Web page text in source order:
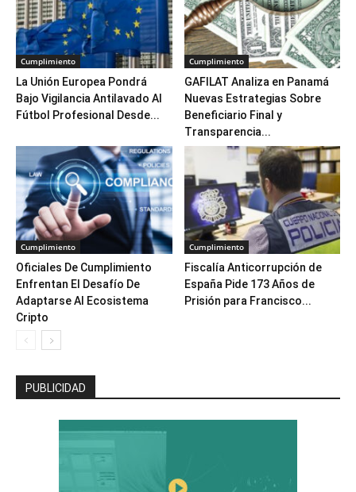
Cumplimiento
La Unión Europea Pondrá
Bajo Vigilancia Antilavado Al
Fútbol Profesional Desde...
Cumplimiento
GAFILAT Analiza en Panamá
Nuevas Estrategias Sobre
Beneficiario Final y
Transparencia...
Cumplimiento
Oficiales De Cumplimiento
Enfrentan El Desafío De
Adaptarse Al Ecosistema
Cripto
Cumplimiento
Fiscalía Anticorrupción de
España Pide 173 Años de
Prisión para Francisco...
PUBLICIDAD